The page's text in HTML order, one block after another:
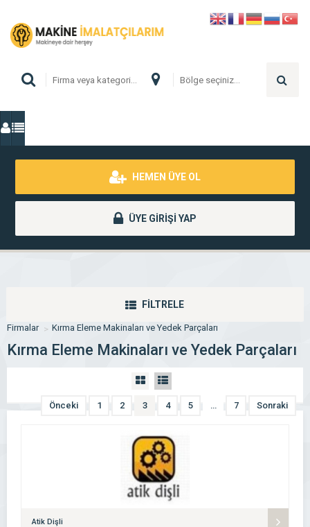
HEMEN ÜYE OL
ÜYE GİRİŞİ YAP
FİLTRELE
Firmalar Kırma Eleme Makinaları ve Yedek Parçaları
Kırma Eleme Makinaları ve Yedek Parçaları
Önceki 1 2 3 4 5 … 7 Sonraki
Atik Dişli